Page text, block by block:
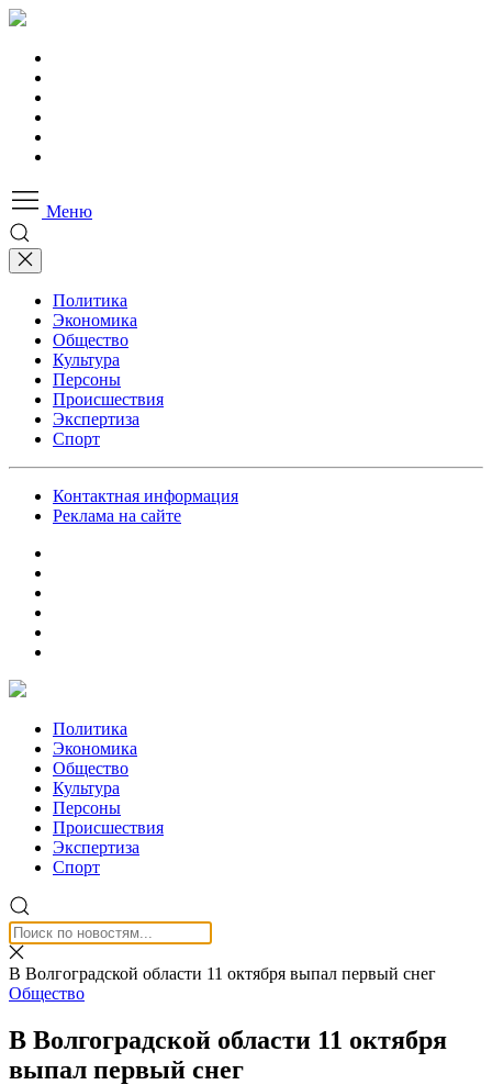
Меню
Политика
Экономика
Общество
Культура
Персоны
Происшествия
Экспертиза
Спорт
Контактная информация
Реклама на сайте
Политика
Экономика
Общество
Культура
Персоны
Происшествия
Экспертиза
Спорт
В Волгоградской области 11 октября выпал первый снег
Общество
В Волгоградской области 11 октября
выпал первый снег